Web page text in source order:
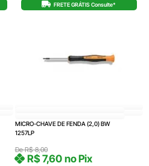
FRETE GRÁTIS Consulte*
MICRO-CHAVE DE FENDA (2,0) BW
1257LP
DeR$8,00
R$7,60 no Pix